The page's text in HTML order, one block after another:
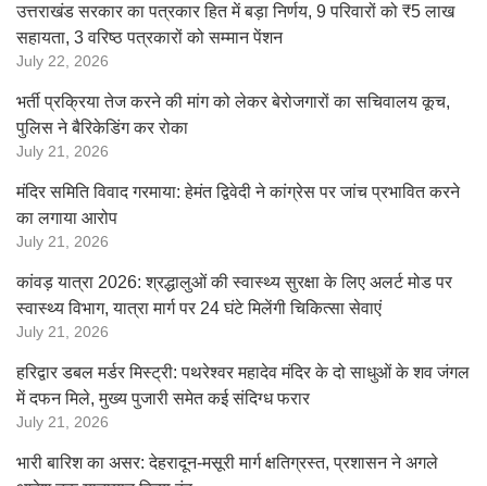
उत्तराखंड सरकार का पत्रकार हित में बड़ा निर्णय, 9 परिवारों को ₹5 लाख
सहायता, 3 वरिष्ठ पत्रकारों को सम्मान पेंशन
July 22, 2026
भर्ती प्रक्रिया तेज करने की मांग को लेकर बेरोजगारों का सचिवालय कूच,
पुलिस ने बैरिकेडिंग कर रोका
July 21, 2026
मंदिर समिति विवाद गरमाया: हेमंत द्विवेदी ने कांग्रेस पर जांच प्रभावित करने
का लगाया आरोप
July 21, 2026
कांवड़ यात्रा 2026: श्रद्धालुओं की स्वास्थ्य सुरक्षा के लिए अलर्ट मोड पर
स्वास्थ्य विभाग, यात्रा मार्ग पर 24 घंटे मिलेंगी चिकित्सा सेवाएं
July 21, 2026
हरिद्वार डबल मर्डर मिस्ट्री: पथरेश्वर महादेव मंदिर के दो साधुओं के शव जंगल
में दफन मिले, मुख्य पुजारी समेत कई संदिग्ध फरार
July 21, 2026
भारी बारिश का असर: देहरादून-मसूरी मार्ग क्षतिग्रस्त, प्रशासन ने अगले